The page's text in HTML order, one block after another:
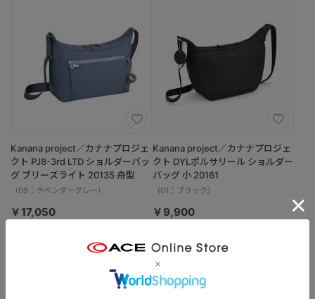
Kanana project／カナナプロジェ
クト PJ8-3rd LTD ショルダーバッ
グ ブリーズライト 20135 舟型
（09：ラベンダーグレー）
￥17,050
Kanana project／カナナプロジェ
クト DYLポルサリール ショルダー
バッグ 小 20161
（01：ブラック）
￥9,900